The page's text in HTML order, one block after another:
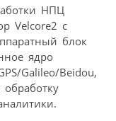
НПЦ
Velcore2 с
блок
ядро
Galileo/Beidou,